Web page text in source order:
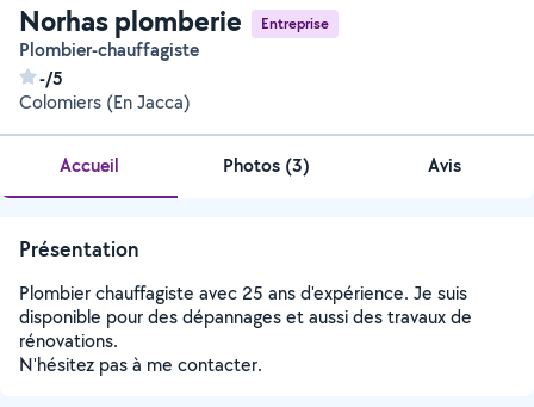
Norhas plomberie Entreprise
Plombier-chauffagiste
-/5
Colomiers (En Jacca)
Accueil Photos (3) Avis
Présentation
Plombier chauffagiste avec 25 ans d'expérience. Je suis
disponible pour des dépannages et aussi des travaux de
rénovations.
N'hésitez pas à me contacter.